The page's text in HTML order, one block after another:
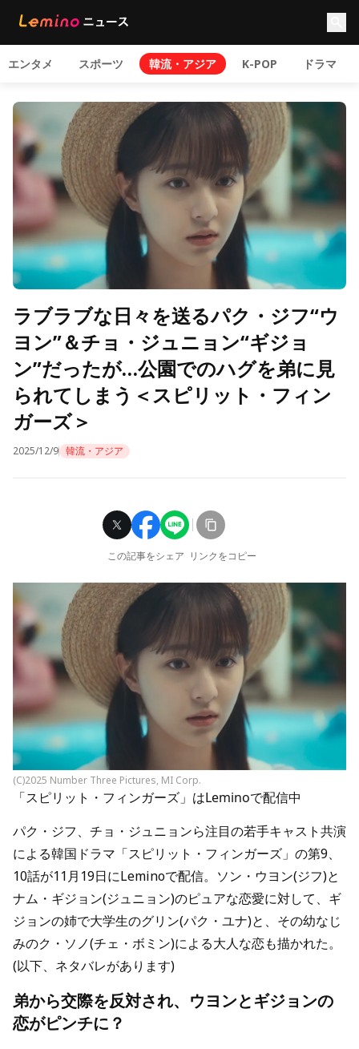
エンタメ スポーツ 韓流・アジア K-POP ドラマ
ラブラブな日々を送るパク・ジフ“ウ
ヨン”＆チョ・ジュニョン“ギジョ
ン”だったが…公園でのハグを弟に見
られてしまう＜スピリット・フィン
ガーズ＞
2025/12/9 韓流・アジア
この記事をシェア リンクをコピー
(C)2025 Number Three Pictures, MI Corp.
「スピリット・フィンガーズ」はLeminoで配信中
パク・ジフ、チョ・ジュニョンら注目の若手キャスト共演
による韓国ドラマ「スピリット・フィンガーズ」の第9、
10話が11月19日にLeminoで配信。ソン・ウヨン(ジフ)と
ナム・ギジョン(ジュニョン)のピュアな恋愛に対して、ギ
ジョンの姉で大学生のグリン(パク・ユナ)と、その幼なじ
みのク・ソノ(チェ・ボミン)による大人な恋も描かれた。
(以下、ネタバレがあります)
弟から交際を反対され、ウヨンとギジョンの
恋がピンチに？